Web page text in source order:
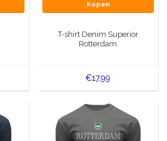
Kopen
T-shirt Denim Superior
Rotterdam
€17,99